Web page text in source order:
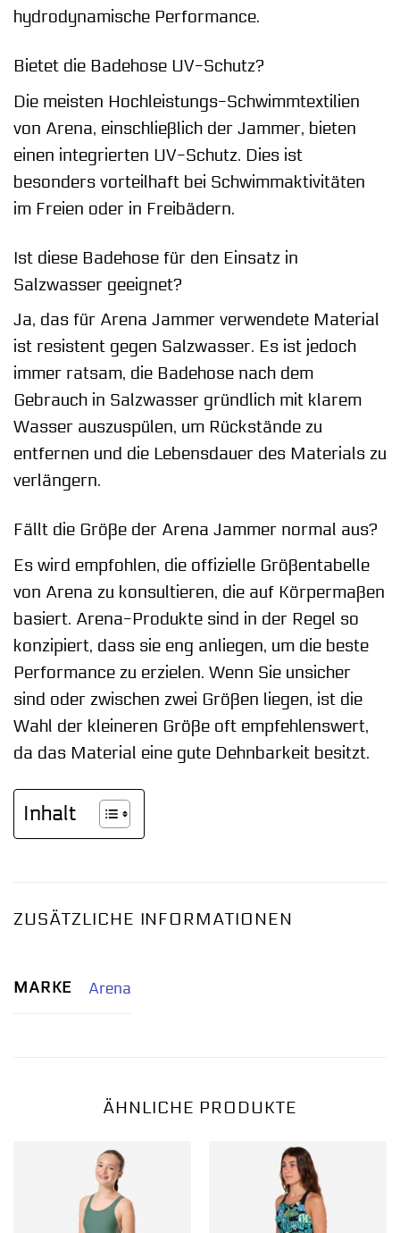
hydrodynamische Performance.
Bietet die Badehose UV-Schutz?
Die meisten Hochleistungs-Schwimmtextilien
von Arena, einschließlich der Jammer, bieten
einen integrierten UV-Schutz. Dies ist
besonders vorteilhaft bei Schwimmaktivitäten
im Freien oder in Freibädern.
Ist diese Badehose für den Einsatz in
Salzwasser geeignet?
Ja, das für Arena Jammer verwendete Material
ist resistent gegen Salzwasser. Es ist jedoch
immer ratsam, die Badehose nach dem
Gebrauch in Salzwasser gründlich mit klarem
Wasser auszuspülen, um Rückstände zu
entfernen und die Lebensdauer des Materials zu
verlängern.
Fällt die Größe der Arena Jammer normal aus?
Es wird empfohlen, die offizielle Größentabelle
von Arena zu konsultieren, die auf Körpermaßen
basiert. Arena-Produkte sind in der Regel so
konzipiert, dass sie eng anliegen, um die beste
Performance zu erzielen. Wenn Sie unsicher
sind oder zwischen zwei Größen liegen, ist die
Wahl der kleineren Größe oft empfehlenswert,
da das Material eine gute Dehnbarkeit besitzt.
Inhalt
ZUSÄTZLICHE INFORMATIONEN
MARKE Arena
ÄHNLICHE PRODUKTE